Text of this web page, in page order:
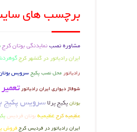
برچسب های
مشاوره نصبنمایدنگی بوتان کرج
ایران رادیاتور در گلشهر کرج
رادیاتور محل نصب پکیجسرویس
شوفاژ دیواری ایران رادیاتور
بوتانپکیج پرلاسرویس پکیج
عظیمیه کرجعظیمیهبوتان فردیس
ایران رادیاتور در فردیس کرجفروش